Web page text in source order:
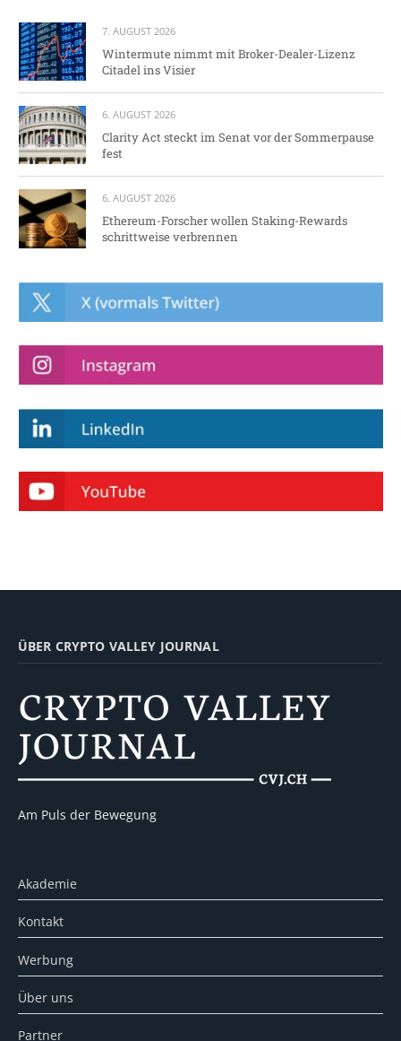
7. AUGUST 2026
Wintermute nimmt mit Broker-Dealer-Lizenz
Citadel ins Visier
6. AUGUST 2026
Clarity Act steckt im Senat vor der Sommerpause
fest
6. AUGUST 2026
Ethereum-Forscher wollen Staking-Rewards
schrittweise verbrennen
ÜBER CRYPTO VALLEY JOURNAL
Am Puls der Bewegung
Akademie
Kontakt
Werbung
Über uns
Partner